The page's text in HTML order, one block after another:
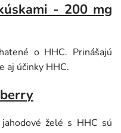
- 200 mg
o HHC. Prinášajú
aj účinky HHC.
želé s HHC sú